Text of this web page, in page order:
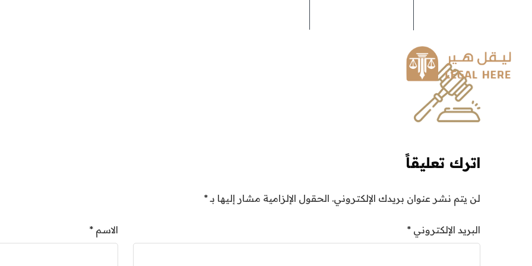
اترك تعليقاً
لن يتم نشر عنوان بريدك الإلكتروني. الحقول الإلزامية مشار إليها بـ*
الاسم * البريد الإلكتروني *